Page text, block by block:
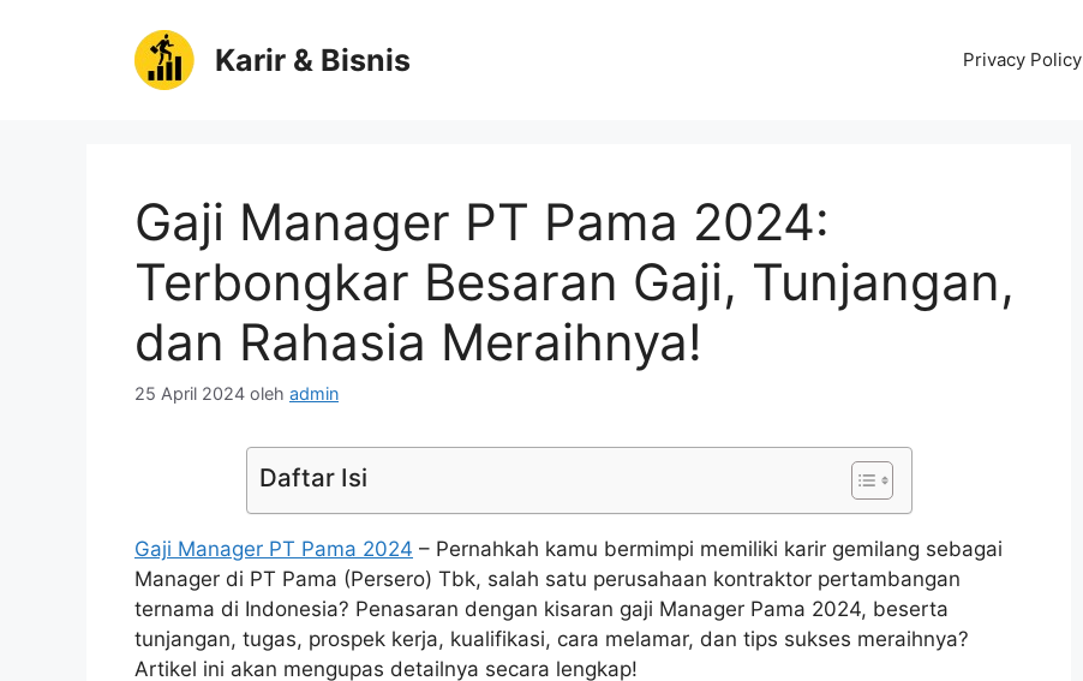
Karir & Bisnis Privacy Policy
Gaji Manager PT Pama 2024:
Terbongkar Besaran Gaji, Tunjangan,
dan Rahasia Meraihnya!
25 April 2024 oleh admin
Daftar Isi
Gaji Manager PT Pama 2024 – Pernahkah kamu bermimpi memiliki karir gemilang sebagai
Manager di PT Pama (Persero) Tbk, salah satu perusahaan kontraktor pertambangan
ternama di Indonesia? Penasaran dengan kisaran gaji Manager Pama 2024, beserta
tunjangan, tugas, prospek kerja, kualifikasi, cara melamar, dan tips sukses meraihnya?
Artikel ini akan mengupas detailnya secara lengkap!